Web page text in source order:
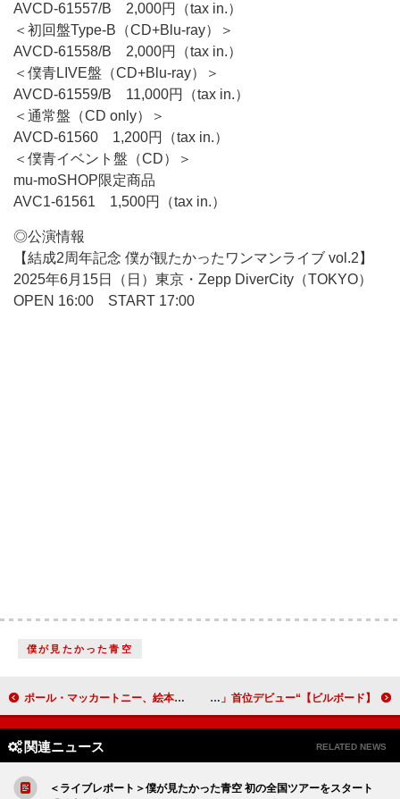
AVCD-61557/B 2,000円（tax in.）
＜初回盤Type-B（CD+Blu-ray）＞
AVCD-61558/B 2,000円（tax in.）
＜僕青LIVE盤（CD+Blu-ray）＞
AVCD-61559/B 11,000円（tax in.）
＜通常盤（CD only）＞
AVCD-61560 1,200円（tax in.）
＜僕青イベント盤（CD）＞
mu-moSHOP限定商品
AVC1-61561 1,500円（tax in.）
◎公演情報
【結成2周年記念 僕が観たかったワンマンライブ vol.2】
2025年6月15日（日）東京・Zepp DiverCity（TOKYO）
OPEN 16:00 START 17:00
僕が見たかった青空
ポール・マッカートニー、絵本『あの雲のむこうに』映画化の豪華声優陣が明らかに 【ビルボード】“ニコニコ VOCALOID SONGS TOP20”、マサラダ「イレギュラーマン」首位デビュー
関連ニュース RELATED NEWS
＜ライブレポート＞僕が見たかった青空 初の全国ツアーをスタート